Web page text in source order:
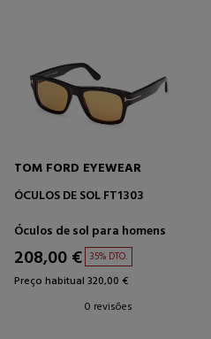
TOM FORD EYEWEAR
ÓCULOS DE SOL FT1303
Óculos de sol para homens
208,00 € 35% DTO.
Preço habitual 320,00 €
0 revisões